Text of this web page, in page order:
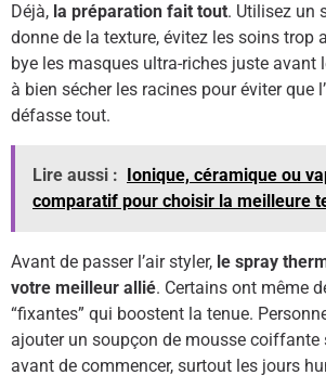
Déjà, la préparation fait tout. Utilisez un
donne de la texture, évitez les soins trop
bye les masques ultra-riches juste avant
à bien sécher les racines pour éviter que
défasse tout.
Lire aussi : Ionique, céramique ou
comparatif pour choisir la meilleure
Avant de passer l’air styler, le spray
votre meilleur allié. Certains ont même
“fixantes” qui boostent la tenue.
ajouter un soupçon de mousse coiffante
avant de commencer, surtout les jours